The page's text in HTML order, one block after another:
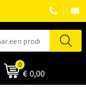
0
€ 0,00